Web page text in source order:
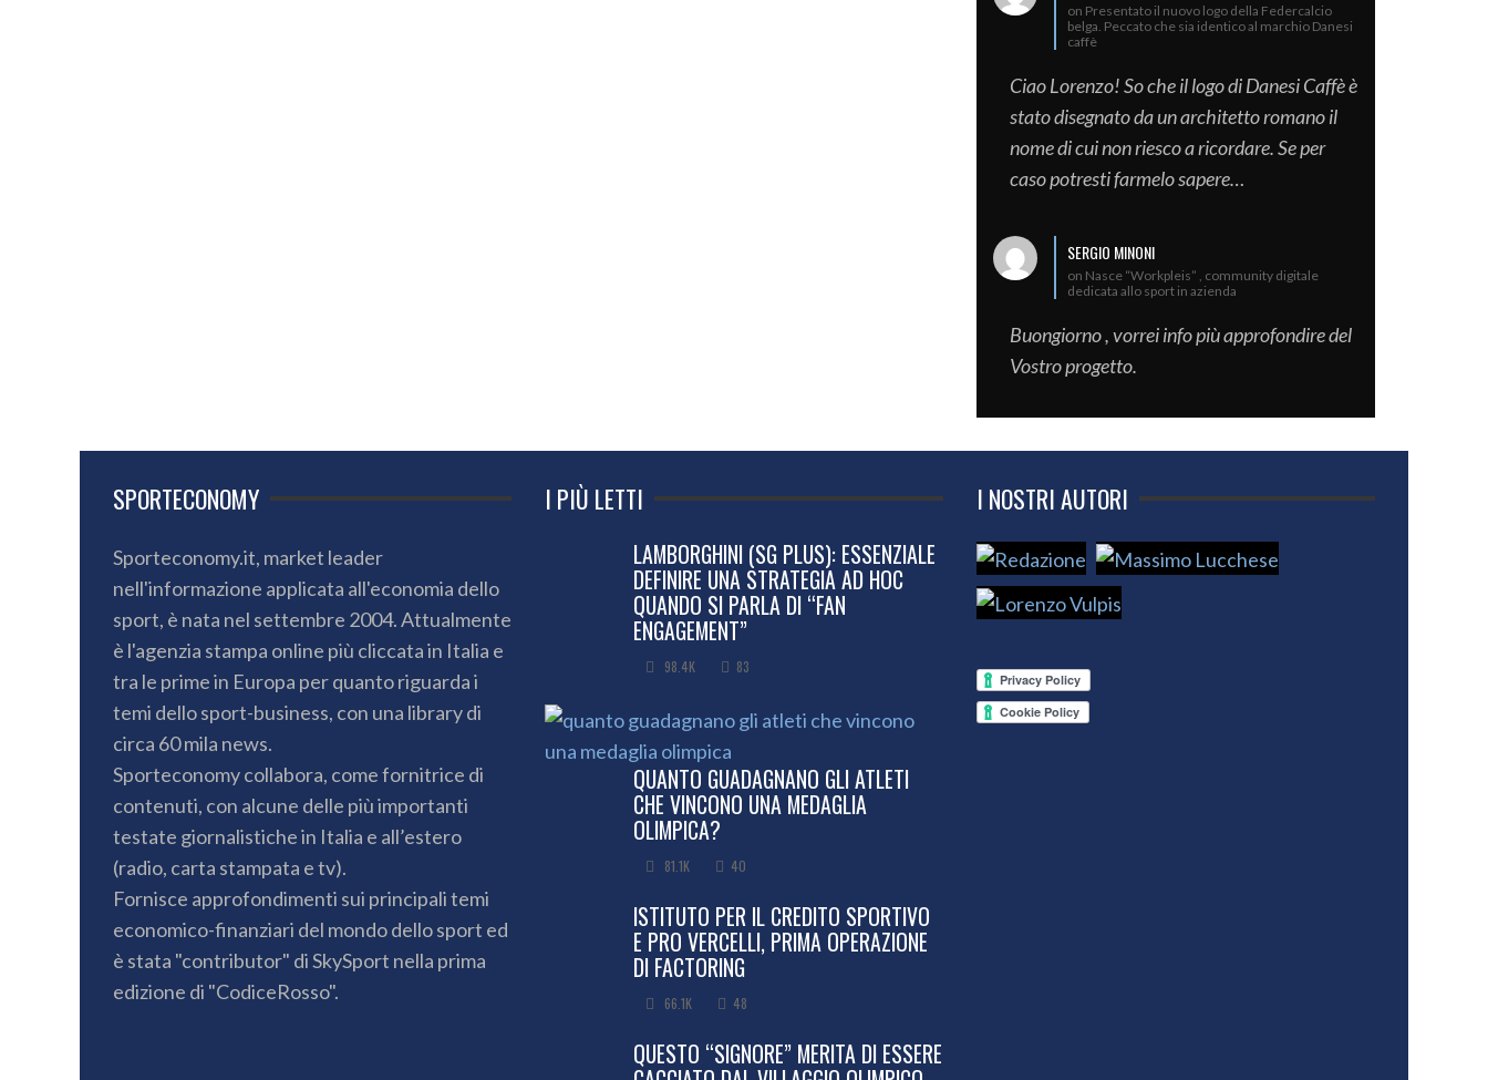
on Presentato il nuovo logo della Federcalcio
belga. Peccato che sia identico al marchio Danesi
caffè
Ciao Lorenzo! So che il logo di Danesi Caffè è
stato disegnato da un architetto romano il
nome di cui non riesco a ricordare. Se per
caso potresti farmelo sapere…
SERGIO MINONI
on Nasce “Workpleis” , community digitale
dedicata allo sport in azienda
Buongiorno , vorrei info più approfondire del
Vostro progetto.
SPORTECONOMY
Sporteconomy.it, market leader
nell'informazione applicata all'economia dello
sport, è nata nel settembre 2004. Attualmente
è l'agenzia stampa online più cliccata in Italia e
tra le prime in Europa per quanto riguarda i
temi dello sport-business, con una library di
circa 60 mila news.
Sporteconomy collabora, come fornitrice di
contenuti, con alcune delle più importanti
testate giornalistiche in Italia e all’estero
(radio, carta stampata e tv).
Fornisce approfondimenti sui principali temi
economico-finanziari del mondo dello sport ed
è stata "contributor" di SkySport nella prima
edizione di "CodiceRosso".
I PIÙ LETTI
LAMBORGHINI (SG PLUS): ESSENZIALE
DEFINIRE UNA STRATEGIA AD HOC
QUANDO SI PARLA DI “FAN
ENGAGEMENT”
98.4K 83
QUANTO GUADAGNANO GLI ATLETI
CHE VINCONO UNA MEDAGLIA
OLIMPICA?
81.1K 40
ISTITUTO PER IL CREDITO SPORTIVO
E PRO VERCELLI, PRIMA OPERAZIONE
DI FACTORING
66.1K 48
QUESTO “SIGNORE” MERITA DI ESSERE
I NOSTRI AUTORI